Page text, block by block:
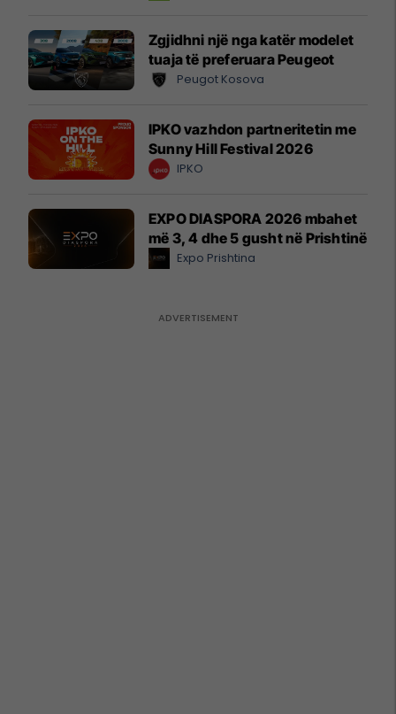
Zgjidhni një nga katër modelet
tuaja të preferuara Peugeot
Peugot Kosova
IPKO vazhdon partneritetin me
Sunny Hill Festival 2026
IPKO
EXPO DIASPORA 2026 mbahet
më 3, 4 dhe 5 gusht në Prishtinë
Expo Prishtina